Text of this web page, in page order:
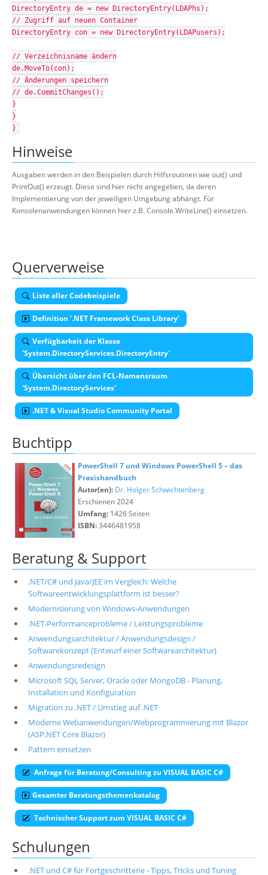
DirectoryEntry de = new DirectoryEntry(LDAPhs);
// Zugriff auf neuen Container
DirectoryEntry con = new DirectoryEntry(LDAPusers);
// Verzeichnisname ändern
de.MoveTo(con);
// Änderungen speichern
// de.CommitChanges();
}
}
}
Hinweise
Ausgaben werden in den Beispielen durch Hilfsroutinen wie out() und
PrintOut() erzeugt. Diese sind hier nicht angegeben, da deren
Implementierung von der jeweiligen Umgebung abhängt. Für
Konsolenanwendungen können hier z.B. Console.WriteLine() einsetzen.
Querverweise
Liste aller Codebeispiele
Definition '.NET Framework Class Library'
Verfügbarkeit der Klasse
'System.DirectoryServices.DirectoryEntry'
Übersicht über den FCL-Namensraum
'System.DirectoryServices'
.NET & Visual Studio Community Portal
Buchtipp
PowerShell 7 und Windows PowerShell 5 – das
Praxishandbuch
Autor(en): Dr. Holger Schwichtenberg
Erschienen 2024
Umfang: 1426 Seiten
ISBN:3446481958
Beratung & Support
.NET/C# und Java/JEE im Vergleich: Welche
Softwareentwicklungsplattform ist besser?
Modernisierung von Windows-Anwendungen
.NET-Performanceprobleme / Leistungsprobleme
Anwendungsarchitektur / Anwendungsdesign /
Softwarekonzept (Entwurf einer Softwarearchitektur)
Anwendungsredesign
Microsoft SQL Server, Oracle oder MongoDB - Planung,
Installation und Konfiguration
Migration zu .NET / Umstieg auf .NET
Moderne Webanwendungen/Webprogrammierung mit Blazor
(ASP.NET Core Blazor)
Pattern einsetzen
Anfrage für Beratung/Consulting zu VISUAL BASIC C#
Gesamter Beratungsthemenkatalog
Technischer Support zum VISUAL BASIC C#
Schulungen
.NET und C# für Fortgeschrittene - Tipps, Tricks und Tuning